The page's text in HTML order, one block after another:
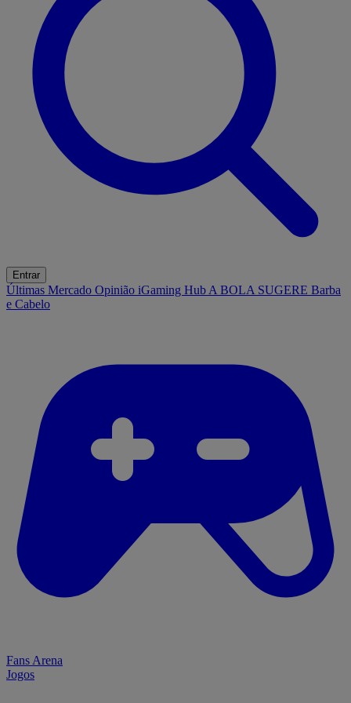
Entrar
Últimas Mercado Opinião iGaming Hub A BOLA SUGERE Barba
e Cabelo
Fans Arena
Jogos